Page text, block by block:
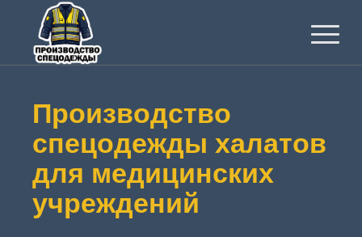
Производство
спецодежды халатов
для медицинских
учреждений